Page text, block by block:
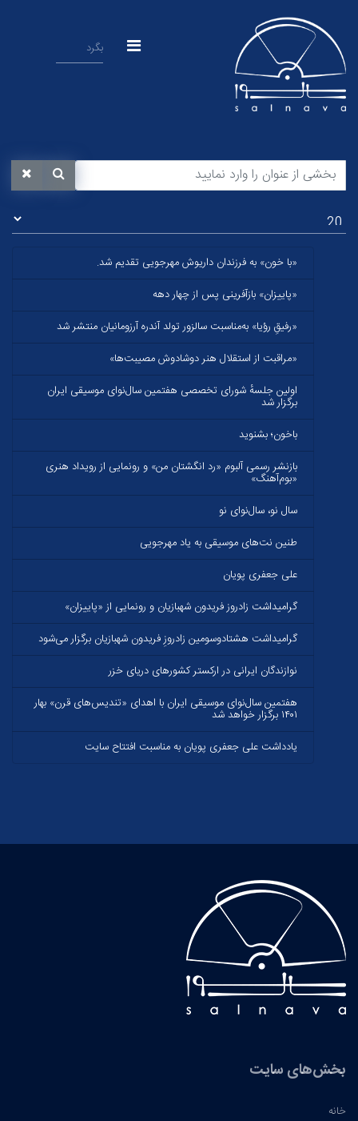
«با خون» به فرزندان داریوش مهرجویی تقدیم شد.
«پاییزان» بازآفرینی پس از چهار دهه
«رفیقِ رؤیا» به‌مناسبت سا‌لزور تولد آندره آرزومانیان منتشر شد
«مراقبت از استقلال هنر دوشادوش مصيبت‌ها»
اولین جلسهٔ شورای تخصصی هفتمین سال‌نوای موسیقی ایران
برگزار شد
باخون؛ بشنوید
بازنشر رسمی آلبوم «رد انگشتان من» و رونمایی از رویداد هنری
«بوم‌آهنگ»
سال نو، سال‌نوای نو
طنین نت‌های موسیقی به یاد مهرجویی
علی جعفری پویان
گرامیداشت زادروز فریدون شهبازیان و رونمایی از «پاییزان»
گرامیداشت هشتادوسومین زادروزِ فریدون شهبازیان برگزار می‌شود
نوازندگان ایرانی در ارکستر کشورهای دریای خزر
هفتمین سال‌نوای موسیقی ایران با اهدای «تندیس‌های قرن» بهار
۱۴۰۱ برگزار خواهد شد
یادداشت علی جعفری پویان به مناسبت افتتاح‌ سایت
بخش‌های سایت
خانه